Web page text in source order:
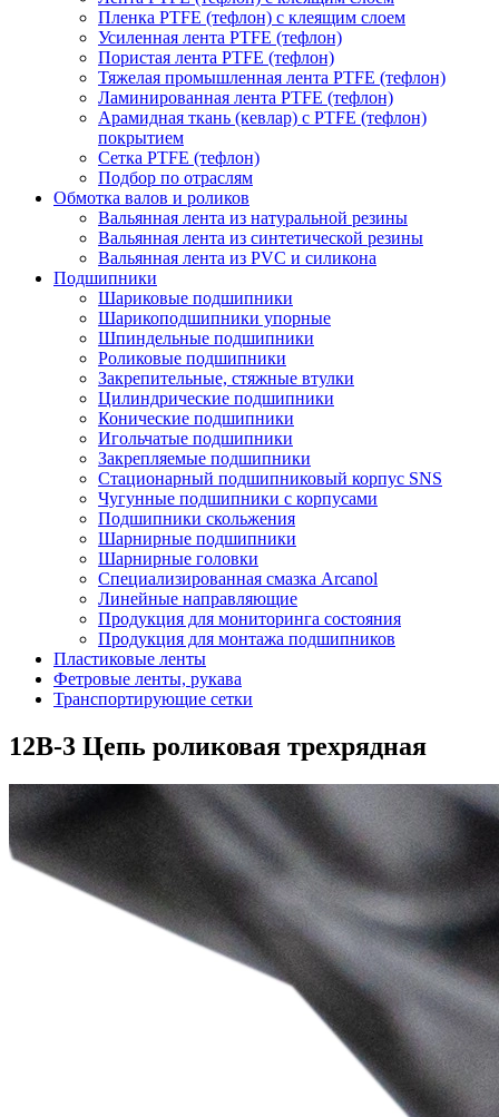
Пленка PTFE (тефлон) с клеящим слоем
Усиленная лента PTFE (тефлон)
Пористая лента PTFE (тефлон)
Тяжелая промышленная лента PTFE (тефлон)
Ламинированная лента PTFE (тефлон)
Арамидная ткань (кевлар) с PTFE (тефлон)
покрытием
Сетка PTFE (тефлон)
Подбор по отраслям
Обмотка валов и роликов
Вальянная лента из натуральной резины
Вальянная лента из синтетической резины
Вальянная лента из PVC и силикона
Подшипники
Шариковые подшипники
Шарикоподшипники упорные
Шпиндельные подшипники
Роликовые подшипники
Закрепительные, стяжные втулки
Цилиндрические подшипники
Конические подшипники
Игольчатые подшипники
Закрепляемые подшипники
Стационарный подшипниковый корпус SNS
Чугунные подшипники с корпусами
Подшипники скольжения
Шарнирные подшипники
Шарнирные головки
Специализированная смазка Arcanol
Линейные направляющие
Продукция для мониторинга состояния
Продукция для монтажа подшипников
Пластиковые ленты
Фетровые ленты, рукава
Транспортирующие сетки
12B-3 Цепь роликовая трехрядная